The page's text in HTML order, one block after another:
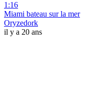
1:16
Miami bateau sur la mer
Oryzedork
il y a 20 ans